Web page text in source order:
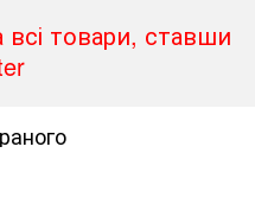
товари, ставши